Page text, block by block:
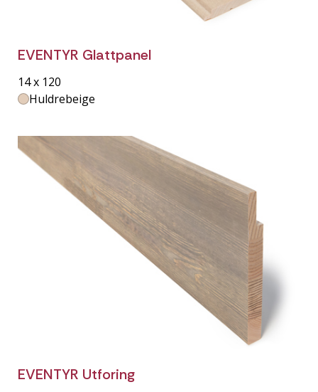
EVENTYR Glattpanel
14 x 120
Huldrebeige
EVENTYR Utforing